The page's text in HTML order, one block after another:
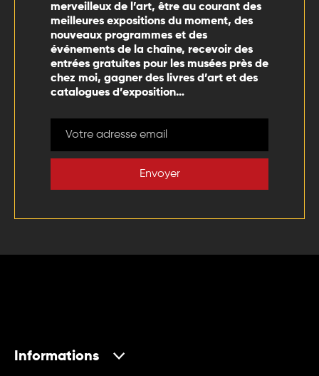
merveilleux de l’art, être au courant des
meilleures expositions du moment, des
nouveaux programmes et des
événements de la chaîne, recevoir des
entrées gratuites pour les musées près de
chez moi, gagner des livres d’art et des
catalogues d’exposition…
Envoyer
Informations